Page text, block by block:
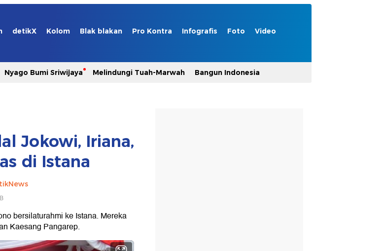
detikX Kolom Blak blakan Pro Kontra Infografis Foto Video
Nyago Bumi Sriwijaya Melindungi Tuah-Marwah Bangun Indonesia
Jokowi, Iriana,
di Istana
bersilaturahmi ke Istana. Mereka
Kaesang Pangarep.